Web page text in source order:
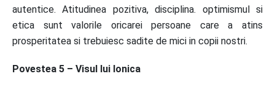
autentice. Atitudinea pozitiva, disciplina. optimismul si
etica sunt valorile oricarei persoane care a atins
prosperitatea si trebuiesc sadite de mici in copii nostri.
Povestea 5 – Visul lui Ionica